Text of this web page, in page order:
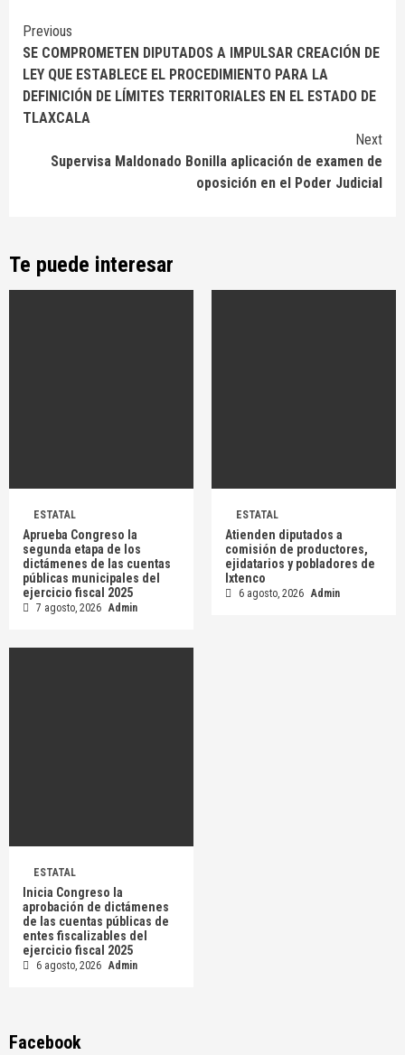
Continue
Reading
Previous
SE COMPROMETEN DIPUTADOS A IMPULSAR CREACIÓN DE
LEY QUE ESTABLECE EL PROCEDIMIENTO PARA LA
DEFINICIÓN DE LÍMITES TERRITORIALES EN EL ESTADO DE
TLAXCALA
Next
Supervisa Maldonado Bonilla aplicación de examen de
oposición en el Poder Judicial
Te puede interesar
ESTATAL
Aprueba Congreso la
segunda etapa de los
dictámenes de las cuentas
públicas municipales del
ejercicio fiscal 2025
7 agosto, 2026 Admin
ESTATAL
Atienden diputados a
comisión de productores,
ejidatarios y pobladores de
Ixtenco
6 agosto, 2026 Admin
ESTATAL
Inicia Congreso la
aprobación de dictámenes
de las cuentas públicas de
entes fiscalizables del
ejercicio fiscal 2025
6 agosto, 2026 Admin
Facebook